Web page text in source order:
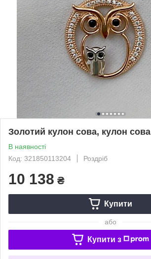
Золотий кулон сова, кулон сова
В наявності
Код: 321850113204
Роздріб
10 138 ₴
Купити
або
Купити з